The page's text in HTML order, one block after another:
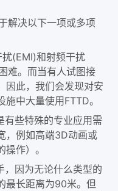
解决以下一项或多项
(EMI)和射频干扰
难。而当有人试图接
因此，我们会发现对安
中大量使用FTTD。
些特殊的专业应用需
，例如高端3D动画或
作）。
因为无论什么类型的
最长距离为90米。但